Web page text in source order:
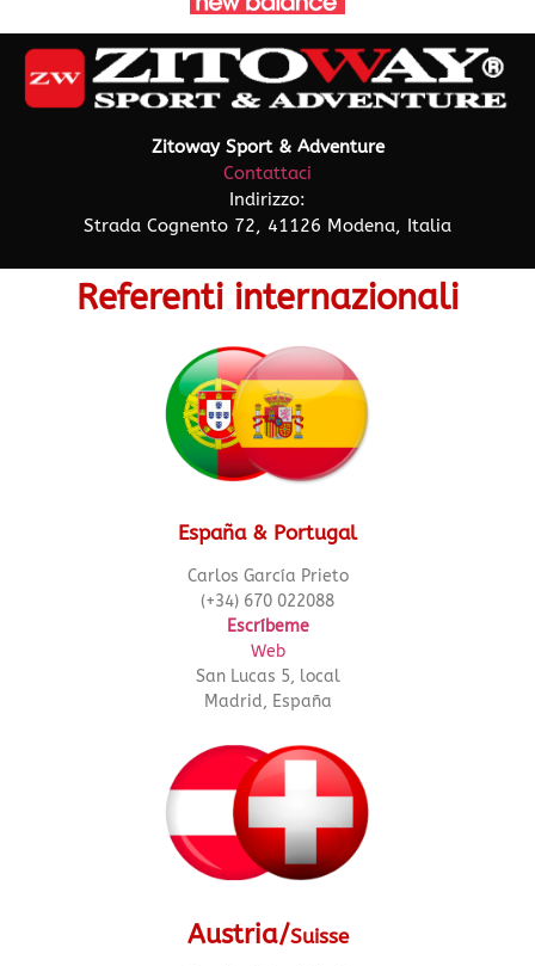
Zitoway Sport & Adventure
Contattaci
Indirizzo:
Strada Cognento 72, 41126 Modena, Italia
Referenti internazionali
España & Portugal
Carlos García Prieto
(+34) 670 022088
Escríbeme
Web
San Lucas 5, local
Madrid, España
Austria/Suisse